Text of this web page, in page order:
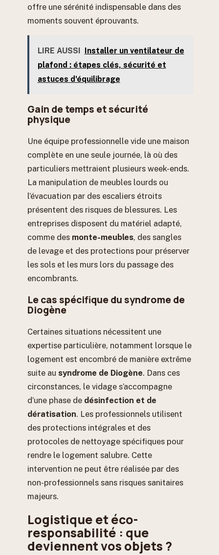
offre une sérénité indispensable dans des
moments souvent éprouvants.
LIRE AUSSI Installer un ventilateur de
plafond : étapes clés, sécurité et
astuces d'équilibrage
Gain de temps et sécurité
physique
Une équipe professionnelle vide une maison
complète en une seule journée, là où des
particuliers mettraient plusieurs week-ends.
La manipulation de meubles lourds ou
l’évacuation par des escaliers étroits
présentent des risques de blessures. Les
entreprises disposent du matériel adapté,
comme des monte-meubles, des sangles
de levage et des protections pour préserver
les sols et les murs lors du passage des
encombrants.
Le cas spécifique du syndrome de
Diogène
Certaines situations nécessitent une
expertise particulière, notamment lorsque le
logement est encombré de manière extrême
suite au syndrome de Diogène. Dans ces
circonstances, le vidage s’accompagne
d’une phase de désinfection et de
dératisation. Les professionnels utilisent
des protections intégrales et des
protocoles de nettoyage spécifiques pour
rendre le logement salubre. Cette
intervention ne peut être réalisée par des
non-professionnels sans risques sanitaires
majeurs.
Logistique et éco-
responsabilité : que
deviennent vos objets ?